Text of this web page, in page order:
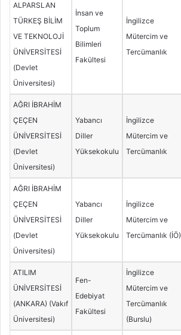
ALPARSLAN
TÜRKEŞ BİLİM
VE TEKNOLOJİ
ÜNİVERSİTESİ
(Devlet
Üniversitesi)
İnsan ve
Toplum
Bilimleri
Fakültesi
İngilizce
Mütercim ve
Tercümanlık
AĞRI İBRAHİM
ÇEÇEN
ÜNİVERSİTESİ
(Devlet
Üniversitesi)
Yabancı
Diller
Yüksekokulu
İngilizce
Mütercim ve
Tercümanlık
AĞRI İBRAHİM
ÇEÇEN
ÜNİVERSİTESİ
(Devlet
Üniversitesi)
Yabancı
Diller
Yüksekokulu
İngilizce
Mütercim ve
Tercümanlık (İÖ)
ATILIM
ÜNİVERSİTESİ
(ANKARA) (Vakıf
Üniversitesi)
Fen-
Edebiyat
Fakültesi
İngilizce
Mütercim ve
Tercümanlık
(Burslu)